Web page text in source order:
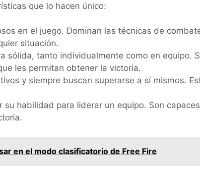
que lo hacen único:
en el juego. Dominan las técnicas de
situación.
sólida, tanto individualmente como en equipo.
les permitan obtener la victoria.
y siempre buscan superarse a sí mismos.
habilidad para liderar un equipo. Son
en el modo clasificatorio de Free Fire